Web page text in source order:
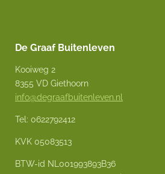
De Graaf Buitenleven
Kooiweg 2
8355 VD Giethoorn
info@degraafbuitenleven.nl
Tel: 0622792412
KVK 05083513
BTW-id NL001993893B36